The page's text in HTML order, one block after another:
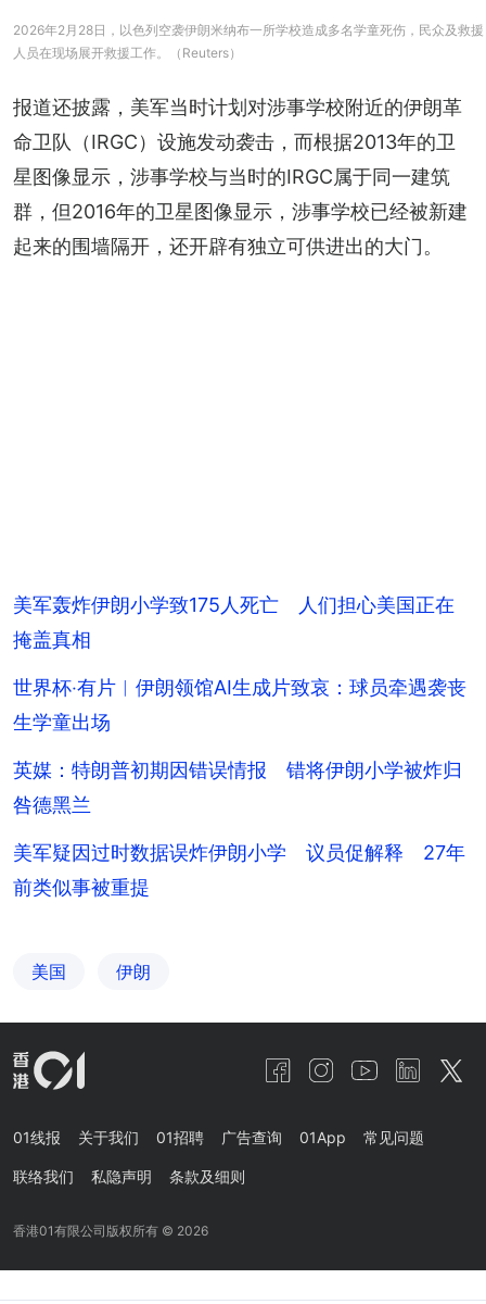
2026年2月28日，以色列空袭伊朗米纳布一所学校造成多名学童死伤，民众及救援
人员在现场展开救援工作。（Reuters）
报道还披露，美军当时计划对涉事学校附近的伊朗革
命卫队（IRGC）设施发动袭击，而根据2013年的卫
星图像显示，涉事学校与当时的IRGC属于同一建筑
群，但2016年的卫星图像显示，涉事学校已经被新建
起来的围墙隔开，还开辟有独立可供进出的大门。
美军轰炸伊朗小学致175人死亡 人们担心美国正在
掩盖真相
世界杯‧有片︱伊朗领馆AI生成片致哀：球员牵遇袭丧
生学童出场
英媒：特朗普初期因错误情报 错将伊朗小学被炸归
咎德黑兰
美军疑因过时数据误炸伊朗小学 议员促解释 27年
前类似事被重提
美国 伊朗
01线报 关于我们 01招聘 广告查询 01App 常见问题
联络我们 私隐声明 条款及细则
香港01有限公司版权所有 © 2026